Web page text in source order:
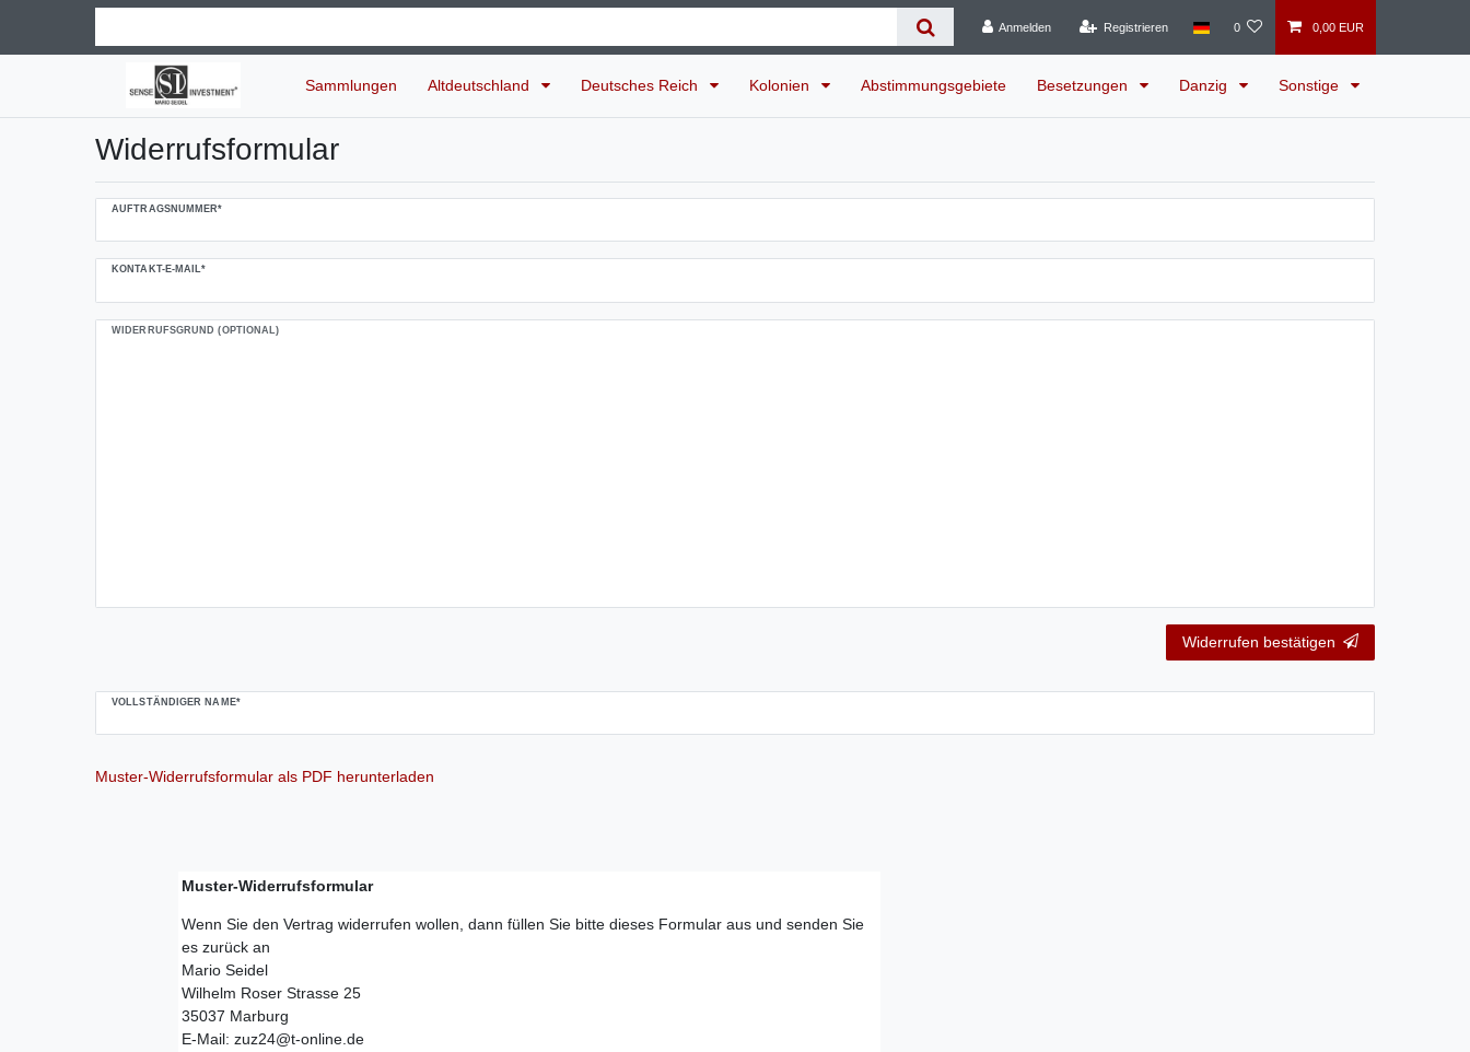
Anmelden Registrieren 0 0,00 EUR
Sammlungen Altdeutschland Deutsches Reich Kolonien Abstimmungsgebiete Besetzungen Danzig Sonstige
Widerrufs­formular
AUFTRAGSNUMMER*
KONTAKT-E-MAIL*
WIDERRUFSGRUND (OPTIONAL)
Ceres::Template.mailFormHoneypotLabel
Widerrufen bestätigen
VOLLSTÄNDIGER NAME*
Muster-Widerrufsformular als PDF herunterladen
Muster-Widerrufsformular
Wenn Sie den Vertrag widerrufen wollen, dann füllen Sie bitte dieses Formular aus und senden Sie
es zurück an
Mario Seidel
Wilhelm Roser Strasse 25
35037 Marburg
E-Mail: zuz24@t-online.de